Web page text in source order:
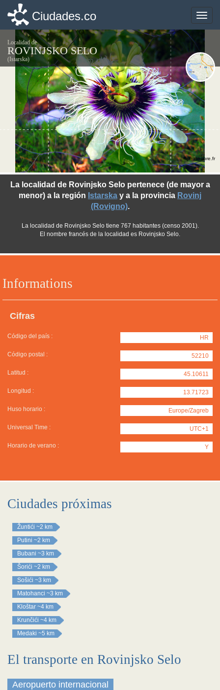
Toggle
Ciudades.co
Localidad de
ROVINJSKO SELO
(Istarska)
Informations
Cifras
Código del país : HR
Código postal : 52210
Latitud : 45.10611
Longitud : 13.71723
Huso horario : Europe/Zagreb
Universal Time : UTC+1
Horario de verano : Y
La localidad de Rovinjsko Selo pertenece (de mayor a
menor) a la región Istarska y a la provincia Rovinj
(Rovigno).
La localidad de Rovinjsko Selo tiene 767 habitantes (censo 2001).
El nombre francés de la localidad es Rovinjsko Selo.
©photo-libre.fr
Ciudades próximas
Žuntići ~2 km
Putini ~2 km
Bubani ~3 km
Šorići ~2 km
Sošići ~3 km
Matohanci ~3 km
Kloštar ~4 km
Krunčići ~4 km
Medaki ~5 km
El transporte en Rovinjsko Selo
Aeropuerto internacional
Toggle
Ciudades.co